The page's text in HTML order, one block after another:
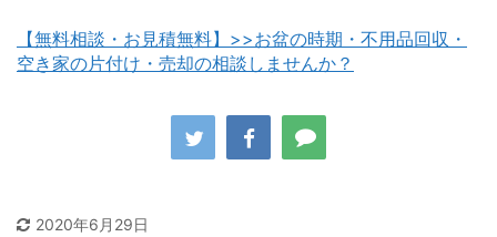
【無料相談・お見積無料】>>お盆の時期・不用品回収・
空き家の片付け・売却の相談しませんか？
2020年6月29日